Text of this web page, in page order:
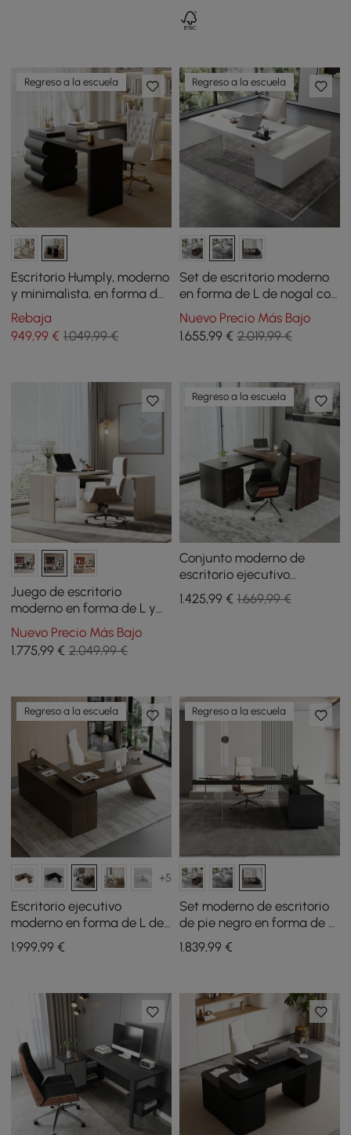
Regreso a la escuela
Escritorio Humply, moderno
y minimalista, en forma de
L, sólido, 1520 mm,
escritorio de oficina
ejecutiva
Rebaja
949,99 € 1.049,99 €
Regreso a la escuela
Set de escritorio moderno
en forma de L de nogal con
forma de L y silla de
escritorio reclinable de
cuero (1815 mm)
Nuevo Precio Más Bajo
1.655,99€ 2.019,99 €
Juego de escritorio
moderno en forma de L y
silla de oficina para el
hogar y oficina en blanco
roto, tapizados y giratorios
Nuevo Precio Más Bajo
1.775,99 € 2.049,99 €
Regreso a la escuela
Conjunto moderno de
escritorio ejecutivo
giratorio en forma de L y
silla giratoria de cuero
1.425,99€ 1.669,99 €
Regreso a la escuela
+5
Escritorio ejecutivo
moderno en forma de L de
71" en color marrón
ahumado con gabinete en
1.999,99 €
Regreso a la escuela
Set moderno de escritorio
de pie negro en forma de L
y silla de escritorio de
cuero, color caqui (1815
1.839,99€